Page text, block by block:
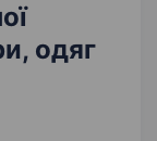
одяг